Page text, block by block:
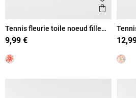
Ajouter
Aperçu
Tennis fleurie toile noeud fille
(20-23)
9,99 €